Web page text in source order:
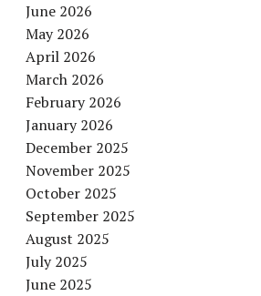
June 2026
May 2026
April 2026
March 2026
February 2026
January 2026
December 2025
November 2025
October 2025
September 2025
August 2025
July 2025
June 2025